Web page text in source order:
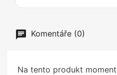
Komentáře (0)
Na tento produkt